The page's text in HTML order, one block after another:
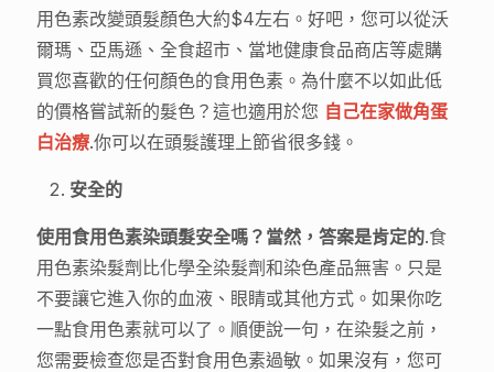
用色素改變頭髮顏色大約$4左右。好吧，您可以從沃
爾瑪、亞馬遜、全食超市、當地健康食品商店等處購
買您喜歡的任何顏色的食用色素。為什麼不以如此低
的價格嘗試新的髮色？這也適用於您 自己在家做角蛋
白治療.你可以在頭髮護理上節省很多錢。
安全的
使用食用色素染頭髮安全嗎？當然，答案是肯定的.食
用色素染髮劑比化學全染髮劑和染色產品無害。只是
不要讓它進入你的血液、眼睛或其他方式。如果你吃
一點食用色素就可以了。順便說一句，在染髮之前，
您需要檢查您是否對食用色素過敏。如果沒有，您可